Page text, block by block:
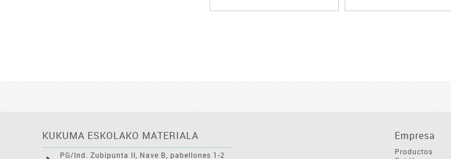
KUKUMA ESKOLAKO MATERIALA
PG/Ind. Zubipunta II, Nave B, pabellones 1-2
Empresa
Productos